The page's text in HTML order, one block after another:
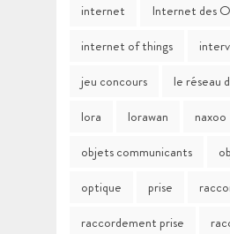
internet
Internet des
internet of things
jeu concours
le réseau
lora
lorawan naxoo
objets communicants
optique
prise
raccordement prise